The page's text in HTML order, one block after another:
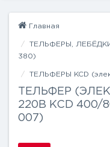
Главная
ТЕЛЬФЕРЫ, ЛЕБЁДКИ
380)
ТЕЛЬФЕРЫ KCD
ТЕЛЬФЕР
220В KCD 400/
007)